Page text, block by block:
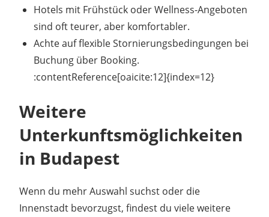
Hotels mit Frühstück oder Wellness-Angeboten
sind oft teurer, aber komfortabler.
Achte auf flexible Stornierungsbedingungen bei
Buchung über Booking.
:contentReference[oaicite:12]{index=12}
Weitere
Unterkunftsmöglichkeiten
in Budapest
Wenn du mehr Auswahl suchst oder die
Innenstadt bevorzugst, findest du viele weitere